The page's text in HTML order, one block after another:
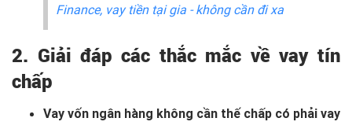
Finance, vay tiền tại gia - không cần đi xa
2. Giải đáp các thắc mắc về vay tín
chấp
Vay vốn ngân hàng không cần thế chấp có phải vay